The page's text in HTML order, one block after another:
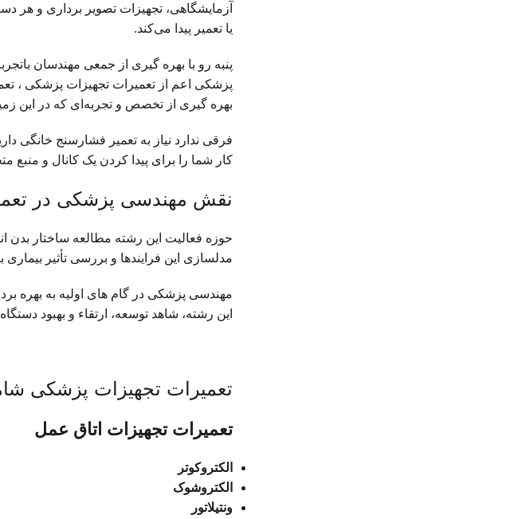
آزمایشگاهی، تجهیزات تصویر برداری و هر
یا تعمیر پیدا می‌کند.
پنبه رو با بهره گیری از جمعی مهندسان
پزشکی اعم از تعمیرات تجهیزات پزشکی ،
بهره گیری از تخصص و تجربه‌ای که در این
فرقی ندارد نیاز به تعمیر فشارسنج خانگی
کار شما را برای پیدا کردن یک کانال و
نقش مهندسی پزشکی در
حوزه فعالیت این رشته مطالعه ساختار بدن
مدلسازی این فرایندها و بررسی تأثیر
مهندسی پزشکی در گام های اولیه به بهره
این رشته، شاهد توسعه، ارتقاء و بهبود
تعمیرات تجهیزات پزشکی
تعمیرات تجهیزات اتاق عمل
الکتروکوتر
الکتروشوک
ونتیلاتور